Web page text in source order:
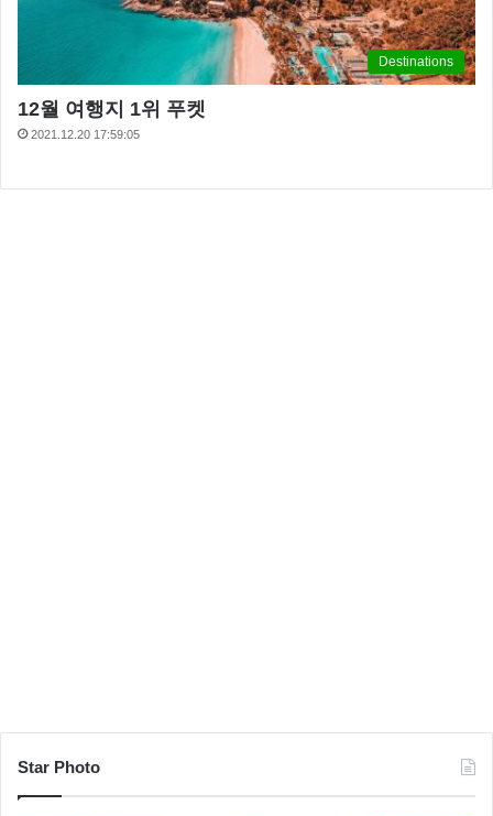
Destinations
12월 여행지 1위 푸켓
2021.12.20 17:59:05
Star Photo